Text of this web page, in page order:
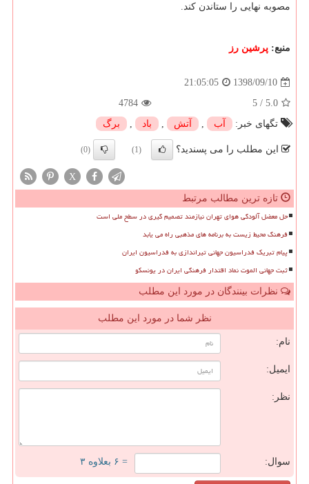
مصوبه نهایی را ستاندن كند.
منبع: پرشین رز
1398/09/10
21:05:05
5.0
/
5
4784
تگهای خبر:
آب , آتش , باد , برگ
این مطلب را می پسندید؟ (1)
(0)
X
تازه ترین مطالب مرتبط
حل معضل آلودگی هوای تهران نیازمند تصمیم گیری در سطح ملی است
فرهنگ محیط زیست به برنامه های مذهبی راه می یابد
پیام تبریک فدراسیون جهانی تیراندازی به فدراسیون ایران
ثبت جهانی الموت نماد اقتدار فرهنگی ایران در یونسکو
نظرات بینندگان در مورد این مطلب
نظر شما در مورد این مطلب
نام:
ایمیل:
نظر:
سوال: = ۶ بعلاوه ۳